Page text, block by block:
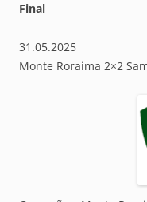
Final
31.05.2025
Monte Roraima 2×2